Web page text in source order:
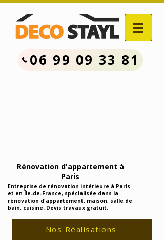
06 99 09 33 81
Rénovation d'appartement à
Paris
Entreprise de rénovation intérieure à Paris
et en Île-de-France, spécialisée dans la
rénovation d'appartement, maison, salle de
bain, cuisine. Devis travaux gratuit.
Nos Réalisations